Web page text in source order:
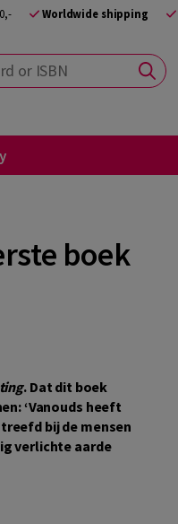
Worldwide shipping
boek
. Dat dit boek
‘Vanouds heeft
bij de mensen
verlichte aarde